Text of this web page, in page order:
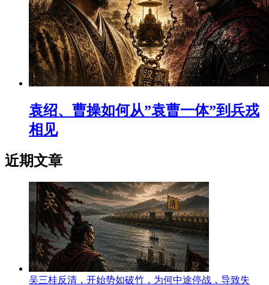
袁绍、曹操如何从”袁曹一体”到兵戎
相见
近期文章
吴三桂反清，开始势如破竹，为何中途停战，导致失